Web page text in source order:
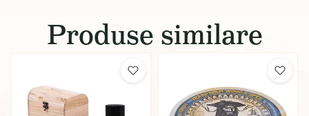
Produse similare